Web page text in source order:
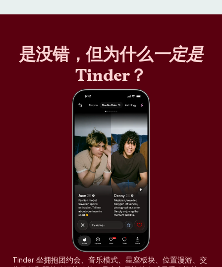
是没错，但为什么一定是
Tinder？
Tinder 坐拥抱团约会、音乐模式、星座板块、位置漫游、交